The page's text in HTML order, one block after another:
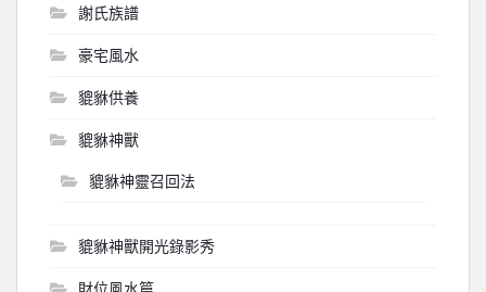
謝氏族譜
豪宅風水
貔貅供養
貔貅神獸
貔貅神靈召回法
貔貅神獸開光錄影秀